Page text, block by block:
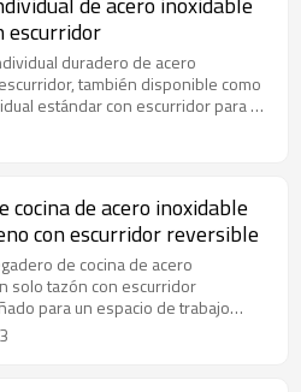
escurridor
duradero de acero
también disponible como
estándar con escurridor para un
cocina.
cocina de acero inoxidable
con escurridor reversible
de cocina de acero
solo tazón con escurridor
para un espacio de trabajo